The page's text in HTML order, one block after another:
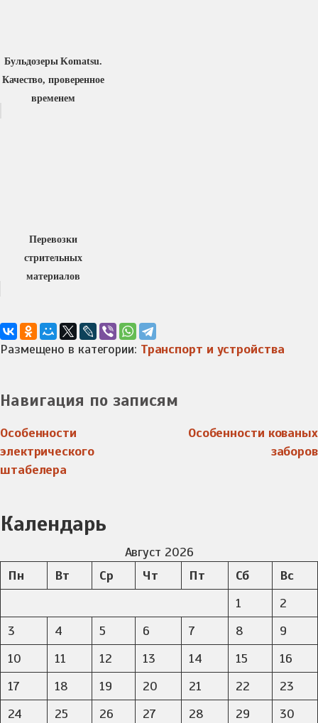
Бульдозеры Komatsu.
Качество, проверенное
временем
Перевозки
стрительных
материалов
Размещено в категории: Транспорт и устройства
Навигация по записям
Особенности
электрического
штабелера
Особенности кованых
заборов
Календарь
Август 2026
Пн
Вт Ср Чт Пт Сб
Вс
1
2
3
4 5 6 7 8
9
10
11 12 13 14 15
16
17
18 19 20 21 22
23
24
25 26 27 28 29 30